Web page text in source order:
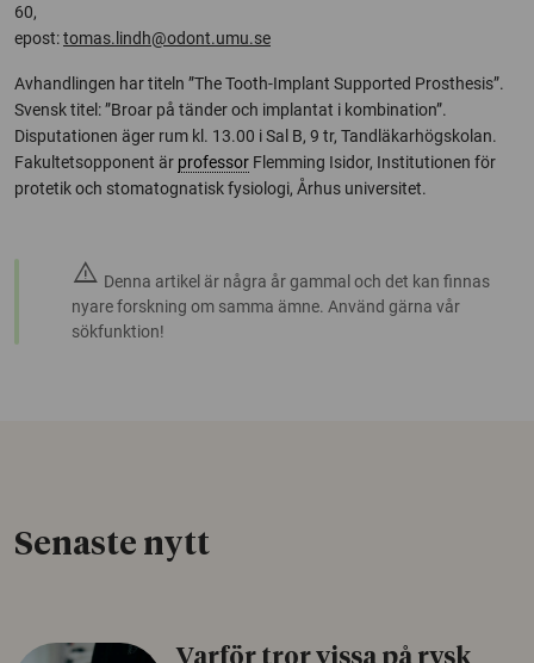
60,
epost:tomas.lindh@odont.umu.se
Avhandlingen har titeln ”The Tooth-Implant Supported Prosthesis”.
Svensk titel: ”Broar på tänder och implantat i kombination”.
Disputationen äger rum kl. 13.00 i Sal B, 9 tr, Tandläkarhögskolan.
Fakultetsopponent är professor Flemming Isidor, Institutionen för
protetik och stomatognatisk fysiologi, Århus universitet.
warning Denna artikel är några år gammal och det kan finnas
nyare forskning om samma ämne. Använd gärna vår
sökfunktion!
Senaste nytt